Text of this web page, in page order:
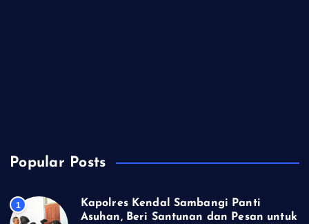
Popular Posts
1
Kapolres Kendal Sambangi Panti
Asuhan, Beri Santunan dan Pesan untuk